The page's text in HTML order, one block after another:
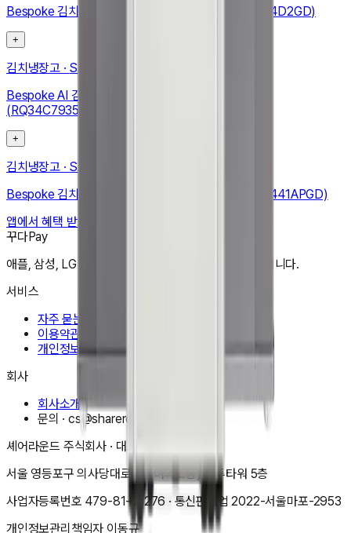
Bespoke 김치플러스 3도어 키친핏 313L (RQ33DB74D2GD)
+
김치냉장고 · SAMSUNG
Bespoke AI 김치플러스 1도어 키친핏 347L (좌열림)
(RQ34C7935APB)
+
김치냉장고 · SAMSUNG
Bespoke 김치플러스 3도어 키친핏 313L (RQ33DB7441APGD)
앱에서 혜택 받고 구매하기
꾸다Pay
애플, 삼성, LG 어떤 상품도 한달 3만원으로 만들어 드립니다.
서비스
자주 묻는 질문
이용약관
개인정보처리방침
회사
회사소개
문의 ·cs@shareround.co.kr
셰어라운드 주식회사 · 대표
서울 영등포구 의사당대로 83(여의도동) 오투타워 5층
사업자등록번호 479-81-01276 · 통신판매업2022-서울마포-2953
개인정보관리책임자 이동규